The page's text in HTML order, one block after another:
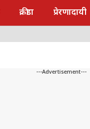
क्रीडा प्रेरणादायी
---Advertisement---